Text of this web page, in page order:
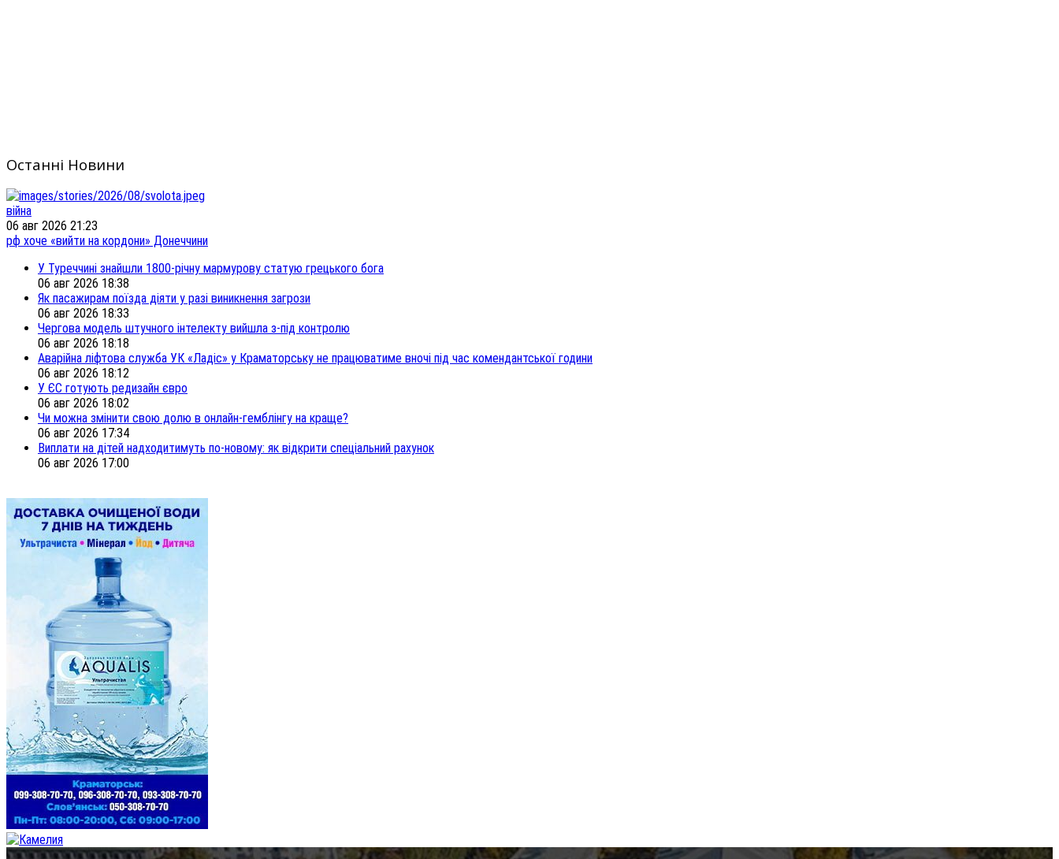
Останні Новини
війна
06 авг 2026 21:23
рф хоче «вийти на кордони» Донеччини
У Туреччині знайшли 1800-річну мармурову статую грецького бога
06 авг 2026 18:38
Як пасажирам поїзда діяти у разі виникнення загрози
06 авг 2026 18:33
Чергова модель штучного інтелекту вийшла з-під контролю
06 авг 2026 18:18
Аварійна ліфтова служба УК «Ладіс» у Краматорську не працюватиме вночі під час комендантської години
06 авг 2026 18:12
У ЄС готують редизайн євро
06 авг 2026 18:02
Чи можна змінити свою долю в онлайн-гемблінгу на краще?
06 авг 2026 17:34
Виплати на дітей надходитимуть по-новому: як відкрити спеціальний рахунок
06 авг 2026 17:00